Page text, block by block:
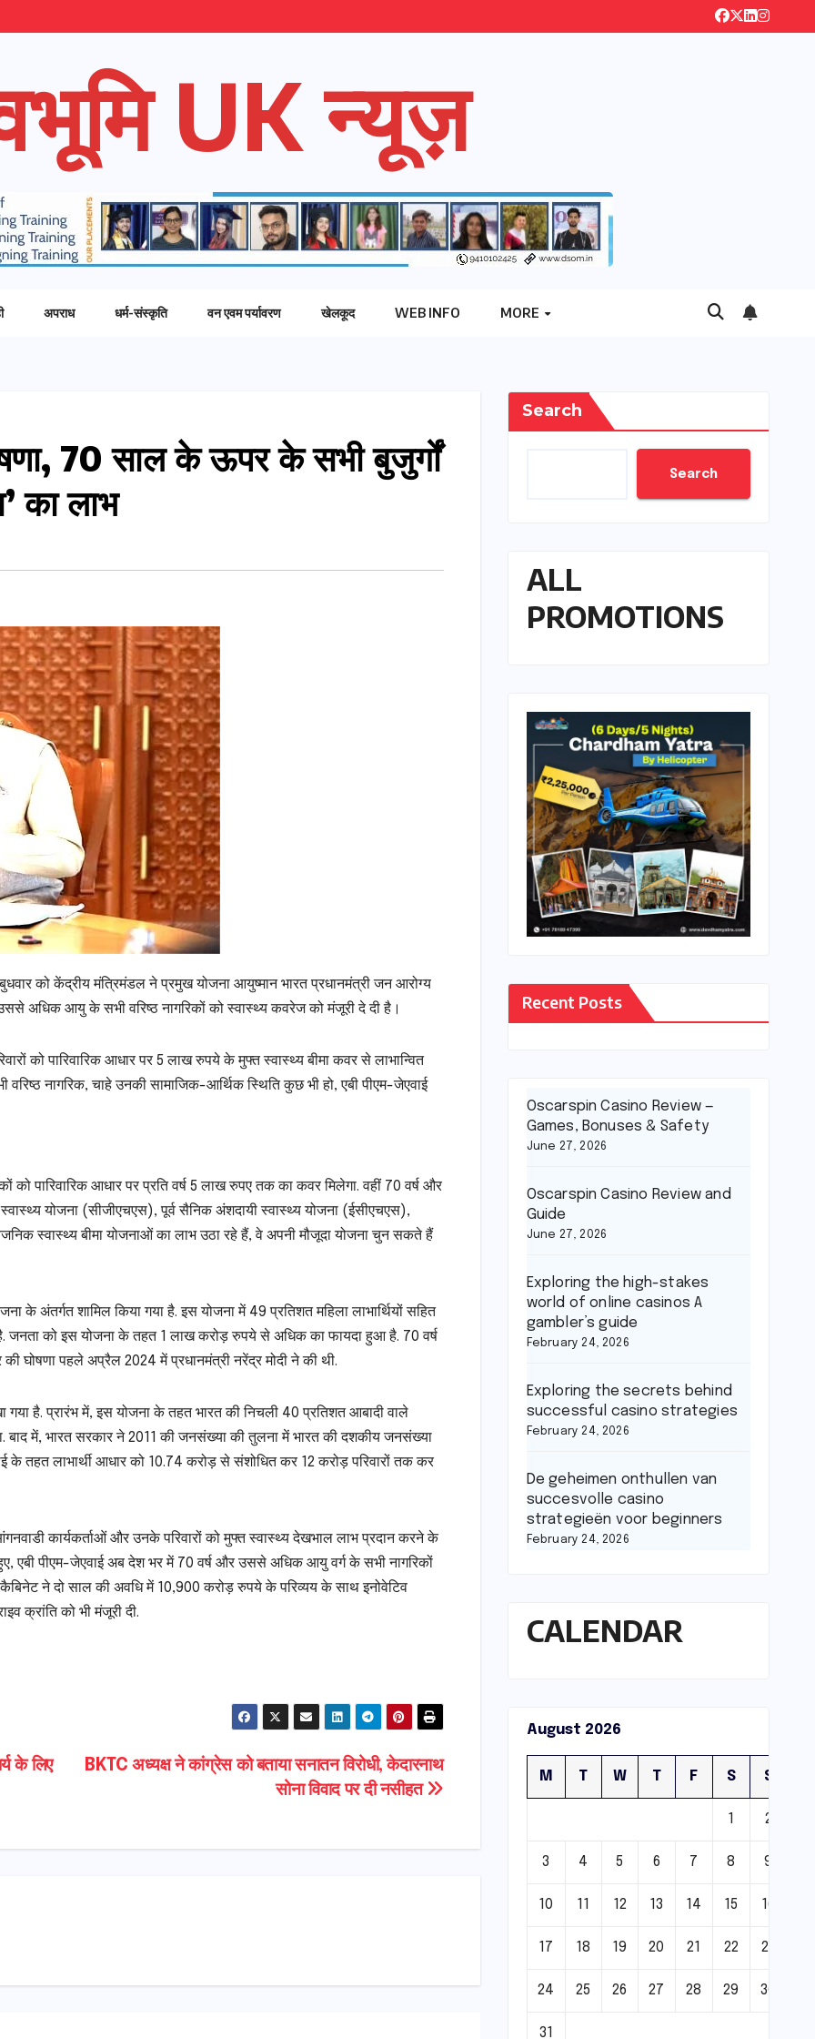
UK न्यूज़
अपराध धर्म-संस्कृति वन एवम पर्यावरण खेलकूद WEB INFO MORE
70 साल के ऊपर के सभी बुजुर्गों
का लाभ
बुधवार को केंद्रीय मंत्रिमंडल ने प्रमुख योजना आयुष्मान भारत प्रधानमंत्री जन आरोग्य
अधिक आयु के सभी वरिष्ठ नागरिकों को स्वास्थ्य कवरेज को मंजूरी दे दी है।
को पारिवारिक आधार पर 5 लाख रुपये के मुफ्त स्वास्थ्य बीमा कवर से लाभान्वित
नागरिक, चाहे उनकी सामाजिक-आर्थिक स्थिति कुछ भी हो, एबी पीएम-जेएवाई
पारिवारिक आधार पर प्रति वर्ष 5 लाख रुपए तक का कवर मिलेगा. वहीं 70 वर्ष और
योजना (सीजीएचएस), पूर्व सैनिक अंशदायी स्वास्थ्य योजना (ईसीएचएस),
स्वास्थ्य बीमा योजनाओं का लाभ उठा रहे हैं, वे अपनी मौजूदा योजना चुन सकते हैं
के अंतर्गत शामिल किया गया है. इस योजना में 49 प्रतिशत महिला लाभार्थियों सहित
है. जनता को इस योजना के तहत 1 लाख करोड़ रुपये से अधिक का फायदा हुआ है. 70 वर्ष
घोषणा पहले अप्रैल 2024 में प्रधानमंत्री नरेंद्र मोदी ने की थी.
गया है. प्रारंभ में, इस योजना के तहत भारत की निचली 40 प्रतिशत आबादी वाले
बाद में, भारत सरकार ने 2011 की जनसंख्या की तुलना में भारत की दशकीय जनसंख्या
के तहत लाभार्थी आधार को 10.74 करोड़ से संशोधित कर 12 करोड़ परिवारों तक कर
कार्यकर्ताओं और उनके परिवारों को मुफ्त स्वास्थ्य देखभाल लाभ प्रदान करने के
एबी पीएम-जेएवाई अब देश भर में 70 वर्ष और उससे अधिक आयु वर्ग के सभी नागरिकों
ने दो साल की अवधि में 10,900 करोड़ रुपये के परिव्यय के साथ इनोवेटिव
क्रांति को भी मंजूरी दी.
BKTC अध्यक्ष ने कांग्रेस को बताया सनातन विरोधी, केदारनाथ
सोना विवाद पर दी नसीहत
के लिए
Search
Search
ALL
PROMOTIONS
Recent Posts
Oscarspin Casino Review —
Games, Bonuses & Safety
June 27, 2026
Oscarspin Casino Review and
Guide
June 27, 2026
Exploring the high-stakes
world of online casinos A
gambler’s guide
February 24, 2026
Exploring the secrets behind
successful casino strategies
February 24, 2026
De geheimen onthullen van
succesvolle casino
strategieën voor beginners
February 24, 2026
CALENDAR
August 2026
M T W T F S S
1 2
3 4 5 6 7 8 9
10 11 12 13 14 15 16
17 18 19 20 21 22 23
24 25 26 27 28 29 30
31